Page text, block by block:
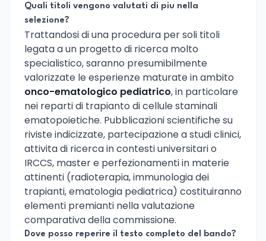
Quali titoli vengono valutati di piu nella
selezione?
Trattandosi di una procedura per soli titoli
legata a un progetto di ricerca molto
specialistico, saranno presumibilmente
valorizzate le esperienze maturate in ambito
onco-ematologico pediatrico, in particolare
nei reparti di trapianto di cellule staminali
ematopoietiche. Pubblicazioni scientifiche su
riviste indicizzate, partecipazione a studi clinici,
attivita di ricerca in contesti universitari o
IRCCS, master e perfezionamenti in materie
attinenti (radioterapia, immunologia dei
trapianti, ematologia pediatrica) costituiranno
elementi premianti nella valutazione
comparativa della commissione.
Dove posso reperire il testo completo del bando?